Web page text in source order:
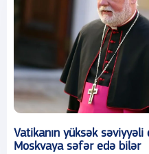
Vatikanın yüksək
Moskvaya səfər edə bilər